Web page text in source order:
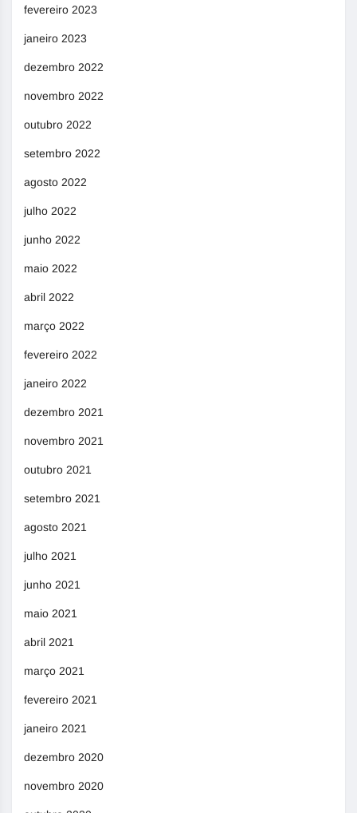
fevereiro 2023
janeiro 2023
dezembro 2022
novembro 2022
outubro 2022
setembro 2022
agosto 2022
julho 2022
junho 2022
maio 2022
abril 2022
março 2022
fevereiro 2022
janeiro 2022
dezembro 2021
novembro 2021
outubro 2021
setembro 2021
agosto 2021
julho 2021
junho 2021
maio 2021
abril 2021
março 2021
fevereiro 2021
janeiro 2021
dezembro 2020
novembro 2020